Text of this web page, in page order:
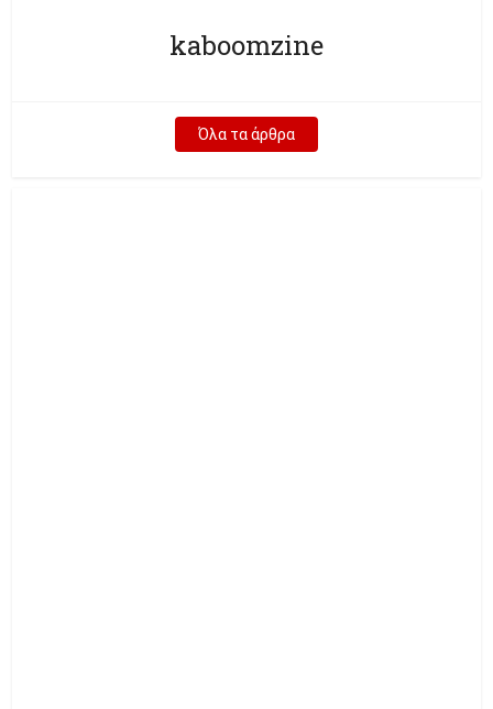
kaboomzine
Όλα τα άρθρα